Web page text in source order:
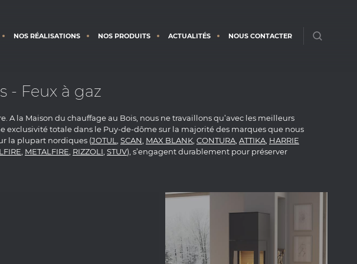
NOS RÉALISATIONS NOS PRODUITS ACTUALITÉS NOUS CONTACTER
- Feux à gaz
A la Maison du chauffage au Bois, nous ne travaillons qu’avec les meilleurs
exclusivité totale dans le Puy-de-dôme sur la majorité des marques que nous
la plupart nordiques (JOTUL SCAN MAX BLANK CONTURA ATTIKA HARRIE
METALFIRE RIZZOLI STUV), s’engagent durablement pour préserver